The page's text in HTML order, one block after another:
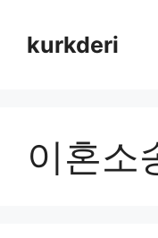
contentkurkderi
이혼소